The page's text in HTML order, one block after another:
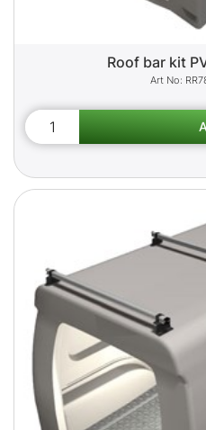
Roof bar kit